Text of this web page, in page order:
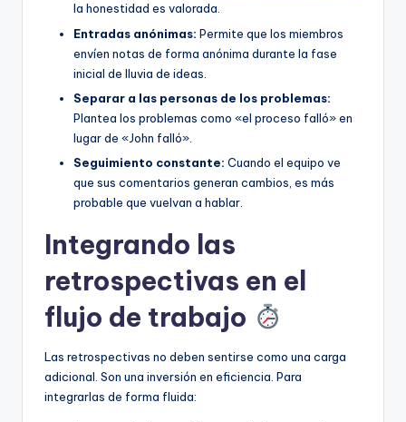
la honestidad es valorada.
Entradas anónimas: Permite que los miembros
envíen notas de forma anónima durante la fase
inicial de lluvia de ideas.
Separar a las personas de los problemas:
Plantea los problemas como «el proceso falló» en
lugar de «John falló».
Seguimiento constante: Cuando el equipo ve
que sus comentarios generan cambios, es más
probable que vuelvan a hablar.
Integrando las
retrospectivas en el
flujo de trabajo
Las retrospectivas no deben sentirse como una carga
adicional. Son una inversión en eficiencia. Para
integrarlas de forma fluida: